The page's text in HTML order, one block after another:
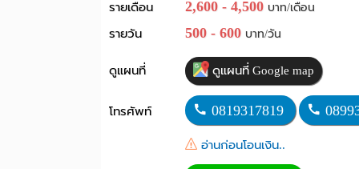
รายเดือน 2,600 - 4,500 บาท/เดือน
รายวัน 500 - 600 บาท/วัน
ดูแผนที่ ดูแผนที่ Google map
โทรศัพท์ 0819317819
อ่านก่อนโอนเงิน..